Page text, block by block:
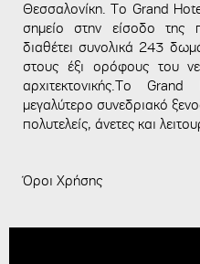
Θεσσαλονίκη. Το Grand
σημείο στην είσοδο της
διαθέτει συνολικά 243
στους έξι ορόφους του
αρχιτεκτονικής.Το
μεγαλύτερο συνεδριακό
πολυτελείς, άνετες και
Όροι Χρήσης